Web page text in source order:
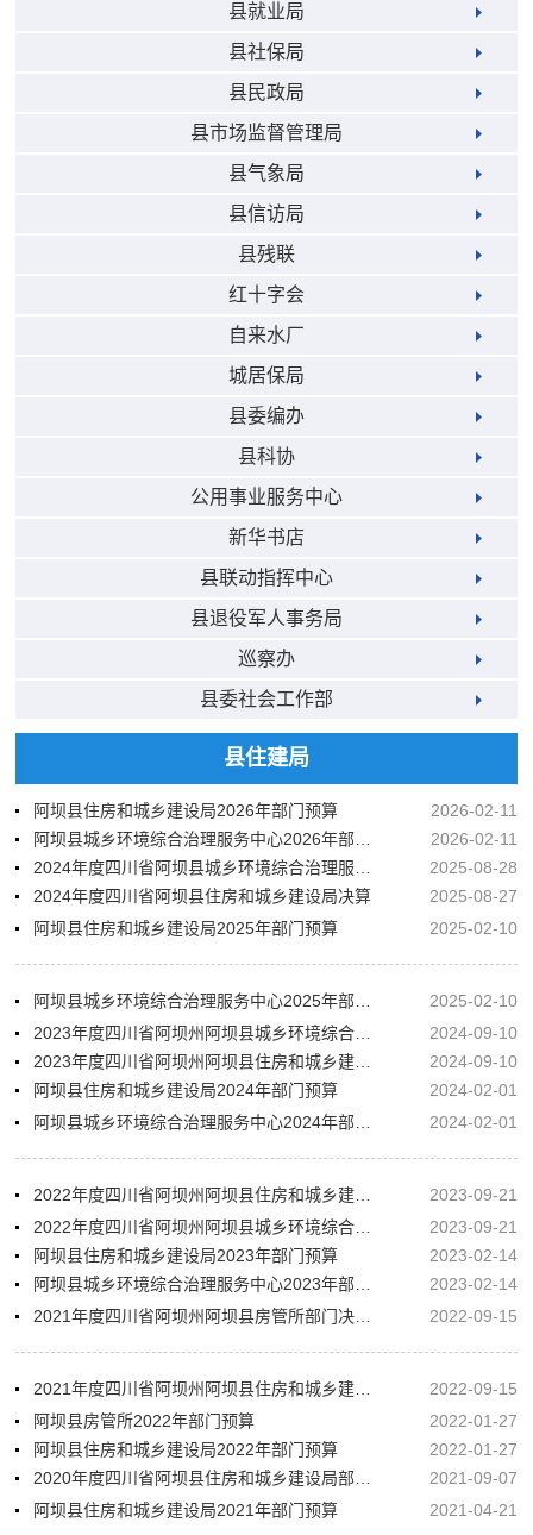
县就业局
县社保局
县民政局
县市场监督管理局
县气象局
县信访局
县残联
红十字会
自来水厂
城居保局
县委编办
县科协
公用事业服务中心
新华书店
县联动指挥中心
县退役军人事务局
巡察办
县委社会工作部
县住建局
阿坝县住房和城乡建设局2026年部门预算
2026-02-11
2026-02-11
2025-08-28
2024年度四川省阿坝县住房和城乡建设局决算
2025-08-27
阿坝县住房和城乡建设局2025年部门预算
2025-02-10
2025-02-10
2024-09-10
2024-09-10
阿坝县住房和城乡建设局2024年部门预算
2024-02-01
2024-02-01
2023-09-21
2023-09-21
阿坝县住房和城乡建设局2023年部门预算
2023-02-14
2023-02-14
2022-09-15
2022-09-15
阿坝县房管所2022年部门预算
2022-01-27
阿坝县住房和城乡建设局2022年部门预算
2022-01-27
2021-09-07
阿坝县住房和城乡建设局2021年部门预算
2021-04-21